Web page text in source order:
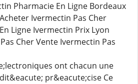
Pharmacie En Ligne Bordeaux
Ivermectin Pas Cher
Ligne Ivermectin Prix Lyon
Cher Vente Ivermectin Pas
ont chacun une
pr&eacute;cise Ce